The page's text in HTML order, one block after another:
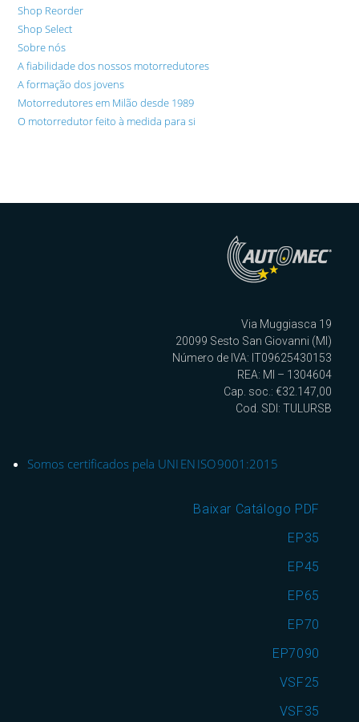
Shop Reorder
Shop Select
Sobre nós
A fiabilidade dos nossos motorredutores
A formação dos jovens
Motorredutores em Milão desde 1989
O motorredutor feito à medida para si
Via Muggiasca 19
20099 Sesto San Giovanni (MI)
Número de IVA: IT09625430153
REA: MI – 1304604
Cap. soc.: €32.147,00
Cod. SDI: TULURSB
Somos certificados pela UNI EN ISO 9001:2015
Baixar Catálogo PDF
EP35
EP45
EP65
EP70
EP7090
VSF25
VSF35